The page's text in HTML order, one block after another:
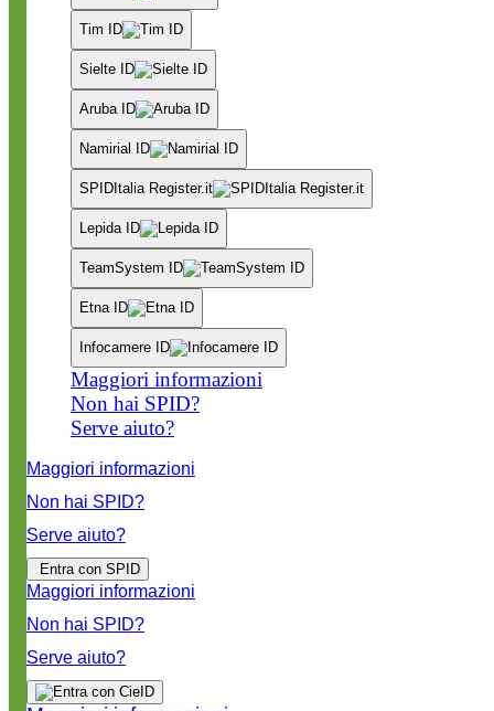
Tim ID
Sielte ID
Aruba ID
Namirial ID
SPIDItalia Register.it
Lepida ID
TeamSystem ID
Etna ID
Infocamere ID
Maggiori informazioni
Non hai SPID?
Serve aiuto?
Maggiori informazioni
Non hai SPID?
Serve aiuto?
Entra con SPID
Maggiori informazioni
Non hai SPID?
Serve aiuto?